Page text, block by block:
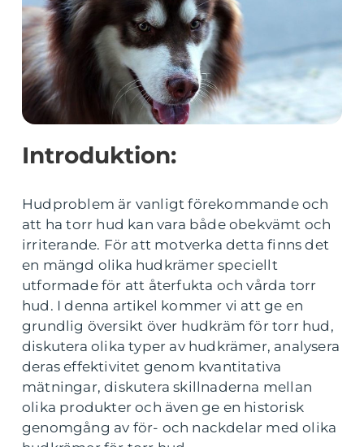
Introduktion:
Hudproblem är vanligt förekommande och
att ha torr hud kan vara både obekvämt och
irriterande. För att motverka detta finns det
en mängd olika hudkrämer speciellt
utformade för att återfukta och vårda torr
hud. I denna artikel kommer vi att ge en
grundlig översikt över hudkräm för torr hud,
diskutera olika typer av hudkrämer, analysera
deras effektivitet genom kvantitativa
mätningar, diskutera skillnaderna mellan
olika produkter och även ge en historisk
genomgång av för- och nackdelar med olika